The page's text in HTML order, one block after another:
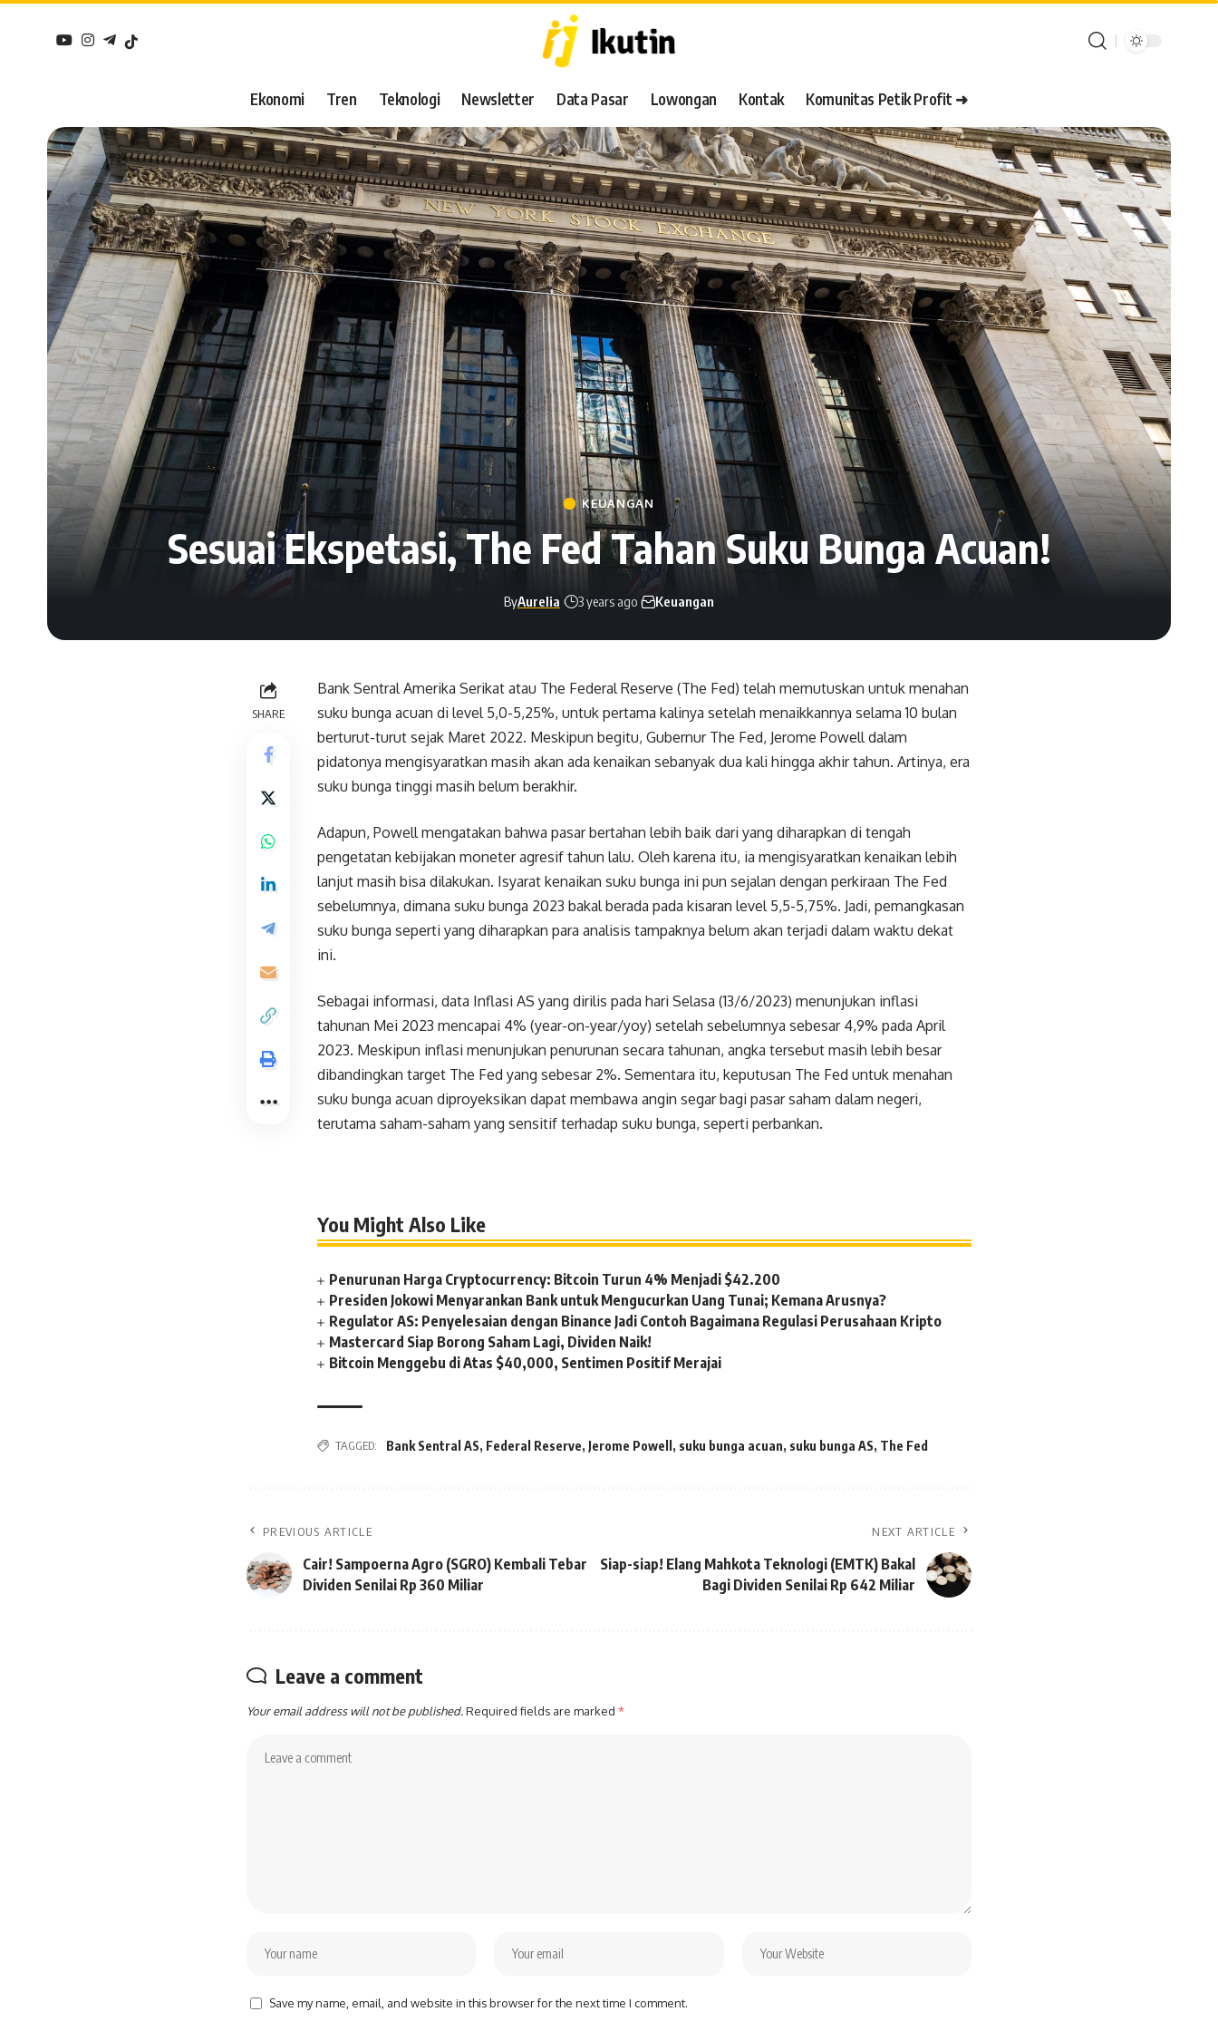
Ekonomi Tren Teknologi Newsletter Data Pasar Lowongan Kontak Komunitas Petik Profit ➜
KEUANGAN
Sesuai Ekspetasi, The Fed Tahan Suku Bunga Acuan!
ByAurelia 3 years ago Keuangan
SHARE
Bank Sentral Amerika Serikat atau The Federal Reserve (The Fed) telah memutuskan untuk menahan
suku bunga acuan di level 5,0-5,25%, untuk pertama kalinya setelah menaikkannya selama 10 bulan
berturut-turut sejak Maret 2022. Meskipun begitu, Gubernur The Fed, Jerome Powell dalam
pidatonya mengisyaratkan masih akan ada kenaikan sebanyak dua kali hingga akhir tahun. Artinya, era
suku bunga tinggi masih belum berakhir.
Adapun, Powell mengatakan bahwa pasar bertahan lebih baik dari yang diharapkan di tengah
pengetatan kebijakan moneter agresif tahun lalu. Oleh karena itu, ia mengisyaratkan kenaikan lebih
lanjut masih bisa dilakukan. Isyarat kenaikan suku bunga ini pun sejalan dengan perkiraan The Fed
sebelumnya, dimana suku bunga 2023 bakal berada pada kisaran level 5,5-5,75%. Jadi, pemangkasan
suku bunga seperti yang diharapkan para analisis tampaknya belum akan terjadi dalam waktu dekat
ini.
Sebagai informasi, data Inflasi AS yang dirilis pada hari Selasa (13/6/2023) menunjukan inflasi
tahunan Mei 2023 mencapai 4% (year-on-year/yoy) setelah sebelumnya sebesar 4,9% pada April
2023. Meskipun inflasi menunjukan penurunan secara tahunan, angka tersebut masih lebih besar
dibandingkan target The Fed yang sebesar 2%. Sementara itu, keputusan The Fed untuk menahan
suku bunga acuan diproyeksikan dapat membawa angin segar bagi pasar saham dalam negeri,
terutama saham-saham yang sensitif terhadap suku bunga, seperti perbankan.
You Might Also Like
Penurunan Harga Cryptocurrency: Bitcoin Turun 4% Menjadi $42.200
Presiden Jokowi Menyarankan Bank untuk Mengucurkan Uang Tunai; Kemana Arusnya?
Regulator AS: Penyelesaian dengan Binance Jadi Contoh Bagaimana Regulasi Perusahaan Kripto
Mastercard Siap Borong Saham Lagi, Dividen Naik!
Bitcoin Menggebu di Atas $40,000, Sentimen Positif Merajai
TAGGED: Bank Sentral AS, Federal Reserve, Jerome Powell , suku bunga acuan, suku bunga AS, The Fed
PREVIOUS ARTICLE
Cair! Sampoerna Agro (SGRO) Kembali Tebar
Dividen Senilai Rp 360 Miliar
NEXT ARTICLE
Siap-siap! Elang Mahkota Teknologi (EMTK) Bakal
Bagi Dividen Senilai Rp 642 Miliar
Leave a comment
Your email address will not be published.Required fields are marked *
Save my name, email, and website in this browser for the next time I comment.